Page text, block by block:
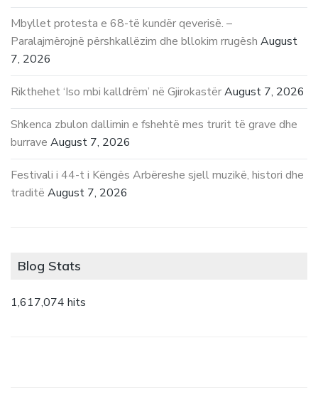
Mbyllet protesta e 68-të kundër qeverisë. –
Paralajmërojnë përshkallëzim dhe bllokim rrugësh August
7, 2026
Rikthehet ‘Iso mbi kalldrëm’ në GjirokastërAugust 7, 2026
Shkenca zbulon dallimin e fshehtë mes trurit të grave dhe
burrave August 7, 2026
Festivali i 44-t i Këngës Arbëreshe sjell muzikë, histori dhe
traditë August 7, 2026
Blog Stats
1,617,074 hits